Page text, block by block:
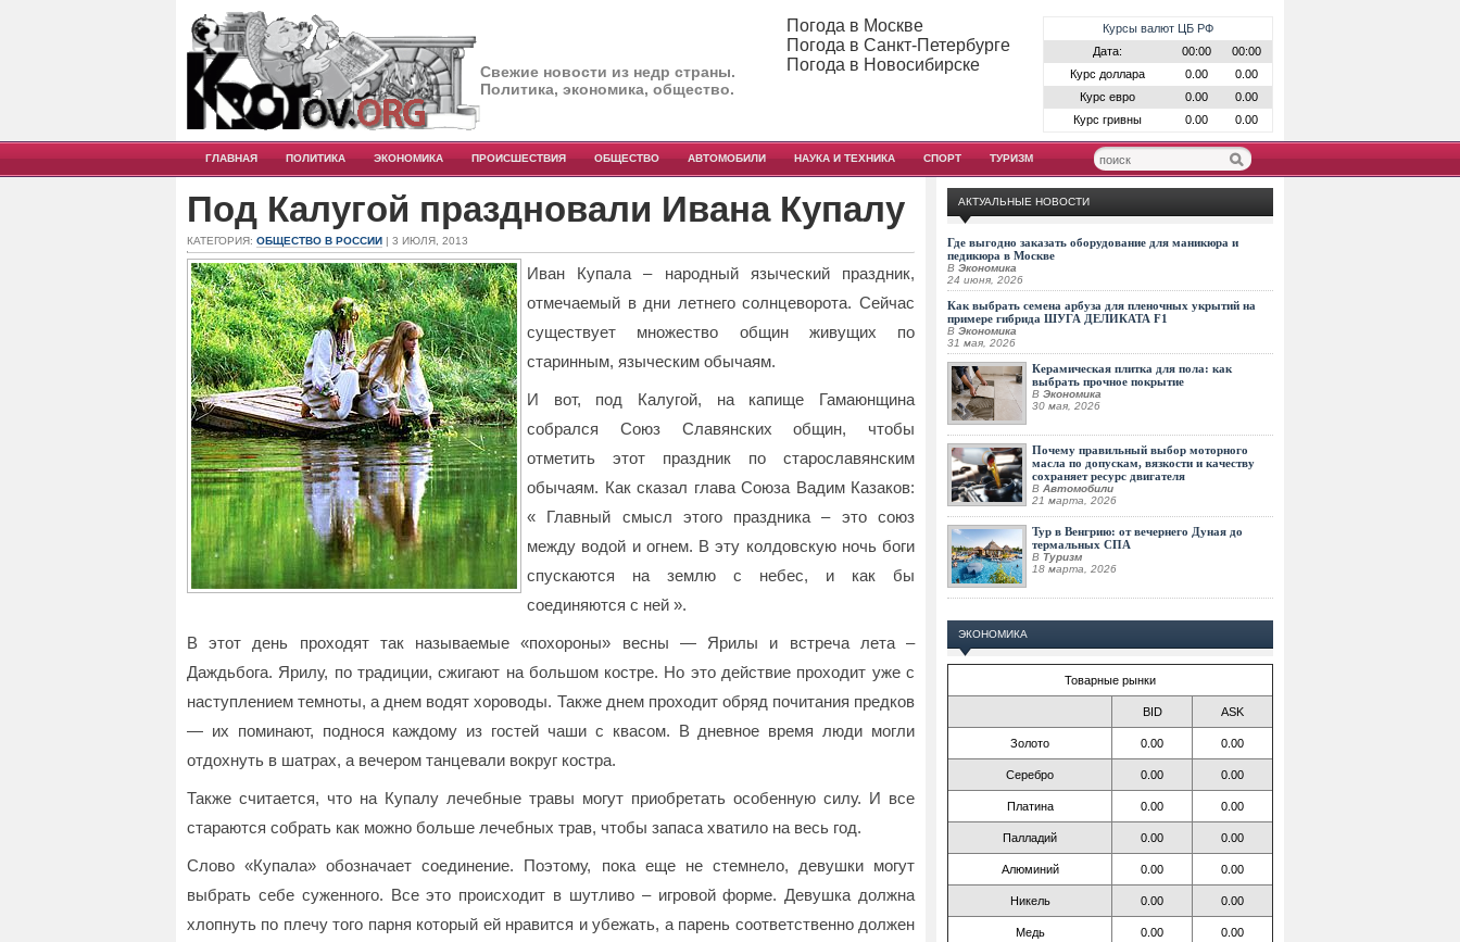
Свежие новости из недр страны.
Политика, экономика, общество.
Курсы валют ЦБ РФ
Дата:
00:00
00:00
Курс доллара
0.00
0.00
Курс евро
0.00
0.00
Курс гривны
0.00 0.00
Погода в Москве
Погода в Санкт-Петербурге
Погода в Новосибирске
ГЛАВНАЯ ПОЛИТИКА ЭКОНОМИКА ПРОИСШЕСТВИЯ ОБЩЕСТВО АВТОМОБИЛИ НАУКА И ТЕХНИКА СПОРТ ТУРИЗМ
Под Калугой праздновали Ивана Купалу
КАТЕГОРИЯ: ОБЩЕСТВО В РОССИИ | 3 ИЮЛЯ, 2013
Иван Купала – народный языческий праздник,
отмечаемый в дни летнего солнцеворота. Сейчас
существует множество общин живущих по
старинным, языческим обычаям.
И вот, под Калугой, на капище Гамаюнщина
собрался Союз Славянских общин, чтобы
отметить этот праздник по старославянским
обычаям. Как сказал глава Союза Вадим Казаков:
« Главный смысл этого праздника – это союз
между водой и огнем. В эту колдовскую ночь боги
спускаются на землю с небес, и как бы
соединяются с ней ».
В этот день проходят так называемые «похороны» весны — Ярилы и встреча лета –
Даждьбога. Ярилу, по традиции, сжигают на большом костре. Но это действие проходит уже с
наступлением темноты, а днем водят хороводы. Также днем проходит обряд почитания предков
— их поминают, поднося каждому из гостей чаши с квасом. В дневное время люди могли
отдохнуть в шатрах, а вечером танцевали вокруг костра.
Также считается, что на Купалу лечебные травы могут приобретать особенную силу. И все
стараются собрать как можно больше лечебных трав, чтобы запаса хватило на весь год.
Слово «Купала» обозначает соединение. Поэтому, пока еще не стемнело, девушки могут
выбрать себе суженного. Все это происходит в шутливо – игровой форме. Девушка должна
хлопнуть по плечу того парня который ей нравится и убежать, а парень соответственно должен
АКТУАЛЬНЫЕ НОВОСТИ
Где выгодно заказать оборудование для маникюра и
педикюра в Москве
В Экономика
24 июня, 2026
Как выбрать семена арбуза для пленочных укрытий на
примере гибрида ШУГА ДЕЛИКАТА F1
В Экономика
31 мая, 2026
Керамическая плитка для пола: как
выбрать прочное покрытие
В Экономика
30 мая, 2026
Почему правильный выбор моторного
масла по допускам, вязкости и качеству
сохраняет ресурс двигателя
В Автомобили
21 марта, 2026
Тур в Венгрию: от вечернего Дуная до
термальных СПА
В Туризм
18 марта, 2026
ЭКОНОМИКА
Товарные рынки
BID ASK
Золото 0.00 0.00
Серебро 0.00 0.00
Платина 0.00 0.00
Палладий 0.00 0.00
Алюминий 0.00 0.00
Никель 0.00 0.00
Медь 0.00 0.00